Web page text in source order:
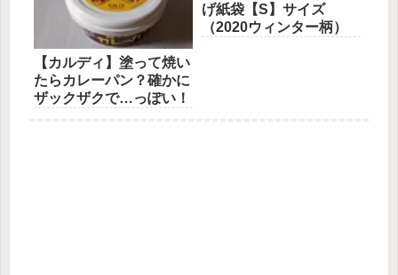
【カルディ】塗って焼い
たらカレーパン？確かに
ザックザクで…っぽい！
げ紙袋【S】サイズ
（2020ウィンター柄）